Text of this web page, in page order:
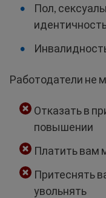
Пол,
Работодатели не
Отказать в
повышении
Платить вам
Притеснять
увольнять